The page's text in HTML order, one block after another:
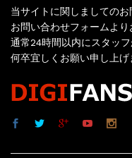
当サイトに関しましてのお
お問い合わせフォームより
通常24時間以内にスタッ
何卒宜しくお願い申し上げ